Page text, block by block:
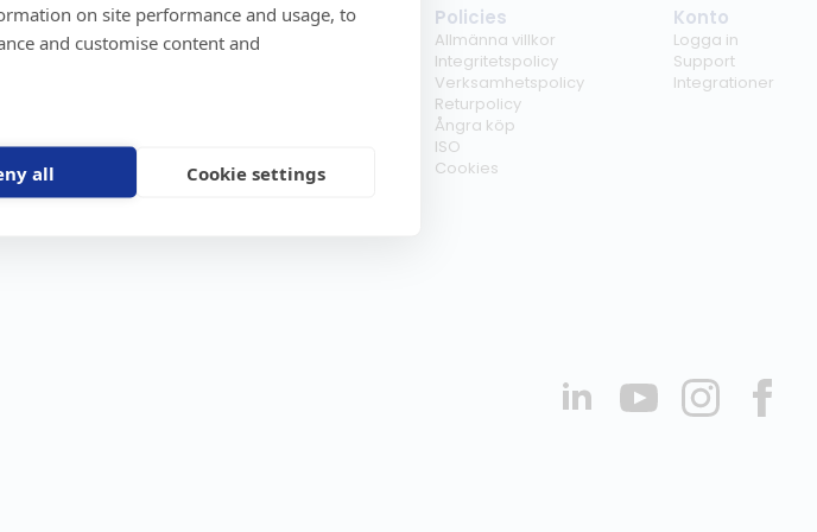
on site performance and usage, to
and customise content and
all Cookie settings
Stöldskydd
Båt
Åkgräsklippare
Moped
Vattenskoter
Företag
Om oss
Policies
Allmänna villkor
Integritetspolicy
Verksamhetspolicy
Returpolicy
Ångra köp
ISO
Cookies
Konto
Logga in
Support
Integrationer